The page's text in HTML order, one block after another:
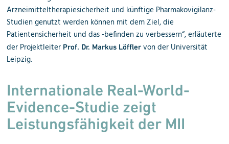
Arzneimitteltherapiesicherheit und künftige Pharmakovigilanz-
Studien genutzt werden können mit dem Ziel, die
Patientensicherheit und das -befinden zu verbessern“, erläuterte
der Projektleiter Prof. Dr. Markus Löfflervon der Universität
Leipzig.
Internationale Real-World-
Evidence-Studie zeigt
Leistungsfähigkeit der MII